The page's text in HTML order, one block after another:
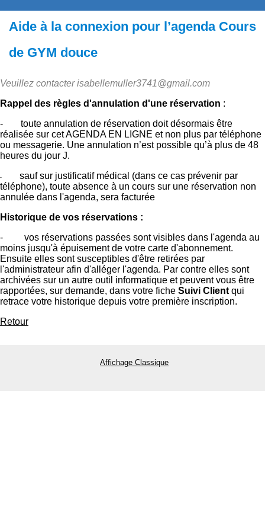
Aide à la connexion pour l’agenda Cours
de GYM douce
Veuillez contacter isabellemuller3741@gmail.com
Rappel des règles d'annulation d'une réservation :
-
toute annulation de réservation doit désormais être
réalisée sur cet AGENDA EN LIGNE et non plus par téléphone
ou messagerie. Une annulation n’est possible qu’à plus de 48
heures du jour J.
- sauf sur justificatif médical (dans ce cas prévenir par
téléphone), toute absence à un cours sur une réservation non
annulée dans l'agenda, sera facturée
Historique de vos réservations :
- vos réservations passées sont visibles dans l'agenda au
moins jusqu'à épuisement de votre carte d'abonnement.
Ensuite elles sont susceptibles d'être retirées par
l'administrateur afin d'alléger l'agenda. Par contre elles sont
archivées sur un autre outil informatique et peuvent vous être
rapportées, sur demande, dans votre fiche Suivi Client qui
retrace votre historique depuis votre première inscription.
Retour
Affichage Classique